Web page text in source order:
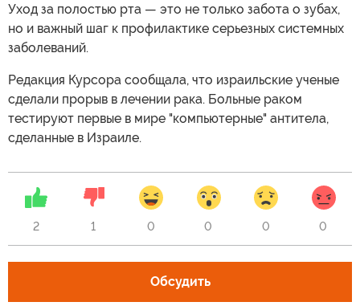
Уход за полостью рта — это не только забота о зубах,
но и важный шаг к профилактике серьезных системных
заболеваний.
Редакция Курсора сообщала, что израильские ученые
сделали прорыв в лечении рака. Больные раком
тестируют первые в мире "компьютерные" антитела,
сделанные в Израиле.
2 1 0 0 0 0
Обсудить